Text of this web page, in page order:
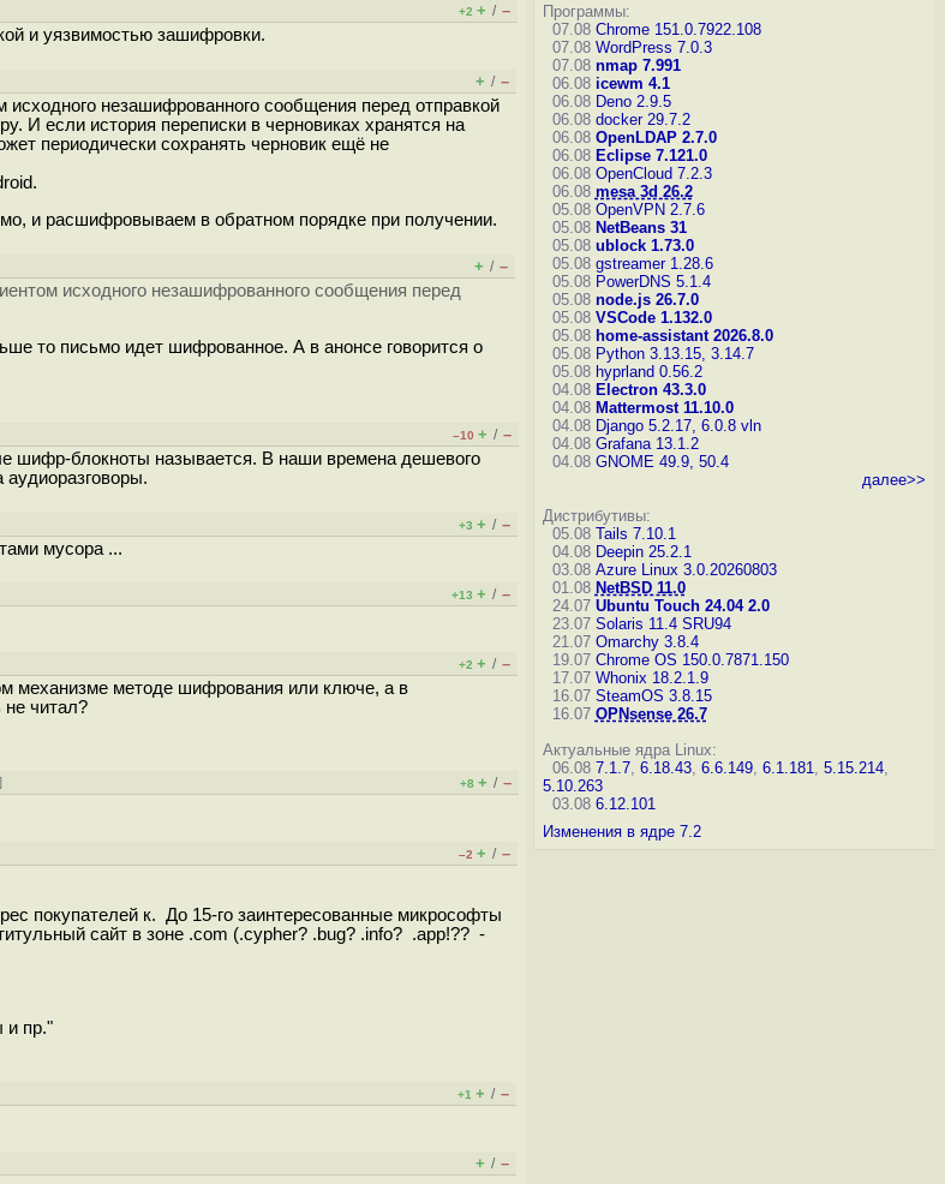
+2 + / –
и уязвимостью зашифровки.
+ / –
незашифрованного сообщения перед отправкой
И если история переписки в черновиках хранятся на
периодически сохранять черновик ещё не
и расшифровываем в обратном порядке при получении.
+ / –
исходного незашифрованного сообщения перед
то письмо идет шифрованное. А в анонсе говорится о
–10 + / –
шифр-блокноты называется. В наши времена дешевого
+3 + / –
мусора ...
+13 + / –
+2 + / –
механизме методе шифрования или ключе, а в
читал?
] +8 + / –
–2 + / –
покупателей к. До 15-го заинтересованные микрософты
сайт в зоне .com (.cypher? .bug? .info? .app!?? -
и пр."
+1 + / –
+ / –
Программы:
07.08 Chrome 151.0.7922.108
07.08 WordPress 7.0.3
07.08 nmap 7.991
06.08 icewm 4.1
06.08 Deno 2.9.5
06.08 docker 29.7.2
06.08 OpenLDAP 2.7.0
06.08 Eclipse 7.121.0
06.08 OpenCloud 7.2.3
06.08 mesa 3d 26.2
05.08 OpenVPN 2.7.6
05.08 NetBeans 31
05.08 ublock 1.73.0
05.08 gstreamer 1.28.6
05.08 PowerDNS 5.1.4
05.08 node.js 26.7.0
05.08 VSCode 1.132.0
05.08 home-assistant 2026.8.0
05.08 Python 3.13.15, 3.14.7
05.08 hyprland 0.56.2
04.08 Electron 43.3.0
04.08 Mattermost 11.10.0
04.08 Django 5.2.17, 6.0.8 vln
04.08 Grafana 13.1.2
04.08 GNOME 49.9, 50.4
далее>>
Дистрибутивы:
05.08 Tails 7.10.1
04.08 Deepin 25.2.1
03.08 Azure Linux 3.0.20260803
01.08 NetBSD 11.0
24.07 Ubuntu Touch 24.04 2.0
23.07 Solaris 11.4 SRU94
21.07 Omarchy 3.8.4
19.07 Chrome OS 150.0.7871.150
17.07 Whonix 18.2.1.9
16.07 SteamOS 3.8.15
16.07 OPNsense 26.7
Актуальные ядра Linux:
06.08 7.1.7, 6.18.43, 6.6.149, 6.1.181, 5.15.214,
5.10.263
03.08 6.12.101
Изменения в ядре 7.2